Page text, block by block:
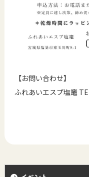
【お問い合わせ】
ふれあいエスプ塩竈